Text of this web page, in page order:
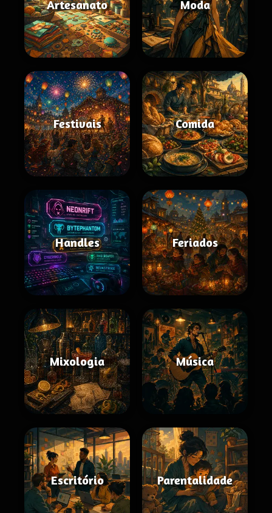
Artesanato Moda
Festivais Comida
Handles Feriados
Mixologia Música
Escritório Parentalidade